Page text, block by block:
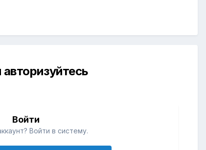
Войти
Войти в систему.